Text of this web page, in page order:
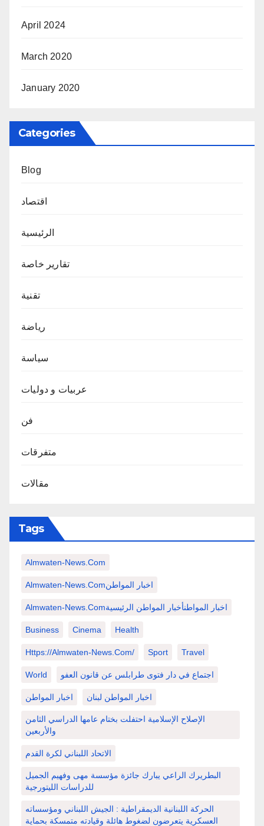
April 2024
March 2020
January 2020
Categories
Blog
اقتصاد
الرئيسية
تقارير خاصة
تقنية
رياضة
سياسة
عربيات و دوليات
فن
متفرقات
مقالات
Tags
Almwaten-News.com
Almwaten-News.comاخبار المواطن
Almwaten-News.comاخبار المواطنأخبار المواطن الرئيسية
Business Cinema Health
Https://almwaten-News.com/ Sport Travel
World اجتماع في دار فتوى طرابلس عن قانون العفو
اخبار المواطن اخبار المواطن لبنان
الإصلاح الإسلامية احتفلت بختام عامها الدراسي الثامن
والأربعين
الاتحاد اللبناني لكرة القدم
البطريرك الراعي يبارك جائزة مؤسسة مهى وفهيم الجميل
للدراسات الليتورجية
الحركة اللبنانية الديمقراطية : الجيش اللبناني ومؤسساته
العسكرية يتعرضون لضغوط هائلة وقيادته متمسكة بحماية